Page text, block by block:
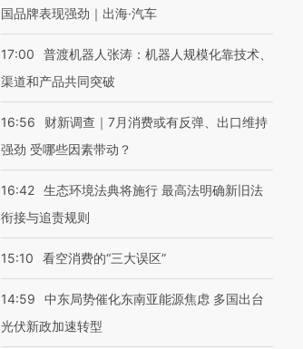
国品牌表现强劲｜出海·汽车
17:00
普渡机器人张涛：机器人规模化靠技术、
渠道和产品共同突破
16:56
财新调查｜7月消费或有反弹、出口维持
强劲 受哪些因素带动？
16:42 生态环境法典将施行 最高法明确新旧法
衔接与追责规则
15:10 看空消费的“三大误区”
14:59
中东局势催化东南亚能源焦虑 多国出台
光伏新政加速转型